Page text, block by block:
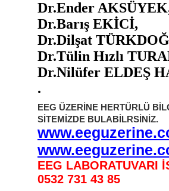
Dr.Ender
Dr.Barış EKİCİ,
Dr.Dilşat
Dr.Tülin Hızlı
Dr.Nilüfer ELDEŞ
.
EEG ÜZERİNE HERTÜRLÜ
SİTEMİZDE BULABİLRSİNİZ.
EEG LABORATUVARI
0532 731 43 85